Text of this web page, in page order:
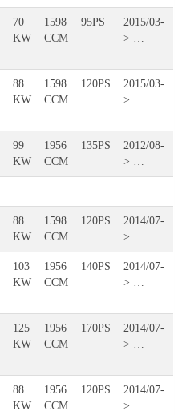
70
KW
1598
CCM
95PS
2015/03-
> …
88
KW
1598
CCM
120PS
2015/03-
> …
99
KW
1956
CCM
135PS
2012/08-
> …
88
KW
1598
CCM
120PS
2014/07-
> …
103
KW
1956
CCM
140PS
2014/07-
> …
125
KW
1956
CCM
170PS
2014/07-
> …
88
KW
1956
CCM
120PS
2014/07-
> …